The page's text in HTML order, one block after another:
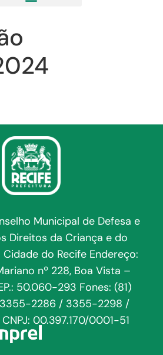
Municipal de Defesa e
Direitos da Criança e do
do Recife Endereço:
nº 228, Boa Vista –
50.060-293 Fones: (81)
2286 / 3355-2298 /
00.397.170/0001-51